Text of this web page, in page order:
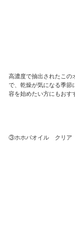
高濃度で抽出されたこの
で、乾燥が気になる季節
容を始めたい方にもおす
③ホホバオイル　クリア